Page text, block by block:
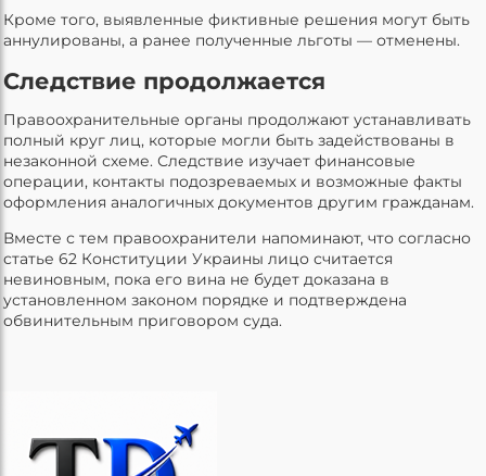
Кроме того, выявленные фиктивные решения могут быть
аннулированы, а ранее полученные льготы — отменены.
Следствие продолжается
Правоохранительные органы продолжают устанавливать
полный круг лиц, которые могли быть задействованы в
незаконной схеме. Следствие изучает финансовые
операции, контакты подозреваемых и возможные факты
оформления аналогичных документов другим гражданам.
Вместе с тем правоохранители напоминают, что согласно
статье 62 Конституции Украины лицо считается
невиновным, пока его вина не будет доказана в
установленном законом порядке и подтверждена
обвинительным приговором суда.